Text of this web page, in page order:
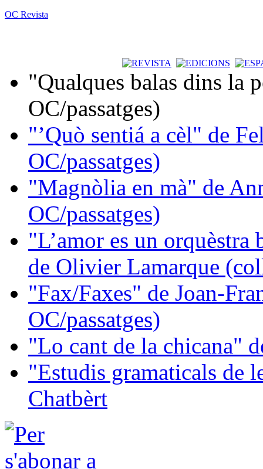
OC Revista
"Qualques balas dins la
OC/passatges)
"’Quò sentiá a cèl" de
OC/passatges)
"Magnòlia en mà" de
OC/passatges)
"L’amor es un orquèstra
de Olivier Lamarque
"Fax/Faxes" de Joan-
OC/passatges)
"Lo cant de la chicana"
"Estudis gramaticals de
Chatbèrt